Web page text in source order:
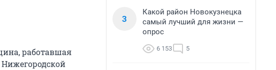
работавшая
Нижегородской
3
Какой район Новокузнецка
самый лучший для жизни —
опрос
6 153 5